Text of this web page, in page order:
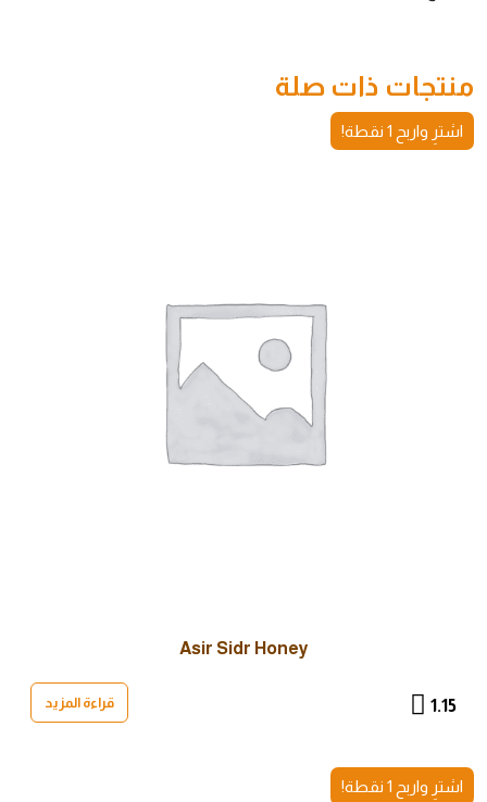
منتجات ذات صلة
اشترِ واربح 1 نقطة!
Asir Sidr Honey
1.15 قراءة المزيد
اشترِ واربح 1 نقطة!